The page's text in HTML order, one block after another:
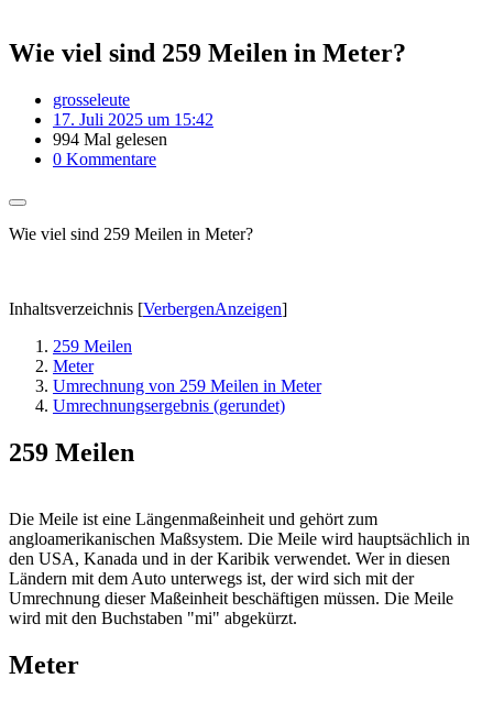
Wie viel sind 259 Meilen in Meter?
grosseleute
17. Juli 2025 um 15:42
994 Mal gelesen
0 Kommentare
Wie viel sind 259 Meilen in Meter?
Inhaltsverzeichnis [VerbergenAnzeigen]
259 Meilen
Meter
Umrechnung von 259 Meilen in Meter
Umrechnungsergebnis (gerundet)
259 Meilen
Die Meile ist eine Längenmaßeinheit und gehört zum
angloamerikanischen Maßsystem. Die Meile wird hauptsächlich in
den USA, Kanada und in der Karibik verwendet. Wer in diesen
Ländern mit dem Auto unterwegs ist, der wird sich mit der
Umrechnung dieser Maßeinheit beschäftigen müssen. Die Meile
wird mit den Buchstaben "mi" abgekürzt.
Meter